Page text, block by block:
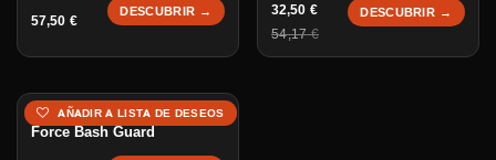
57,50 €
DESCUBRIR → 32,50€
54,17€
DESCUBRIR →
Force Bash Guard
AÑADIR A LISTA DE DESEOS